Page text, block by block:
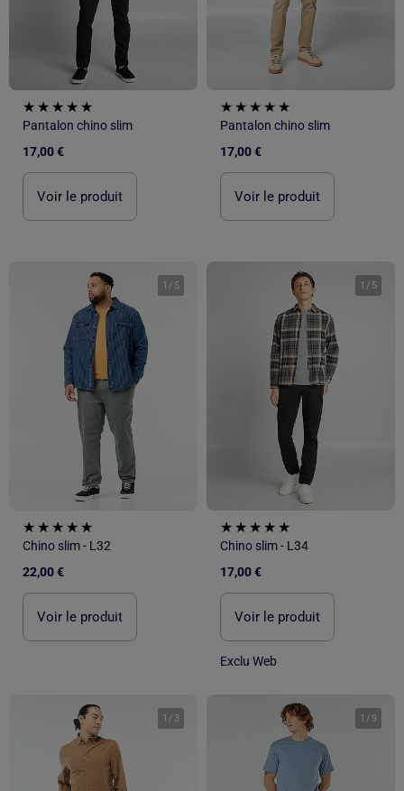
Pantalon chino slim
17,00 €
Voir le produit
Pantalon chino slim
17,00 €
Voir le produit
1 / 5
Chino slim - L32
22,00 €
Voir le produit
1 / 5
Chino slim - L34
17,00 €
Voir le produit
Exclu Web
1 / 3 1 / 9